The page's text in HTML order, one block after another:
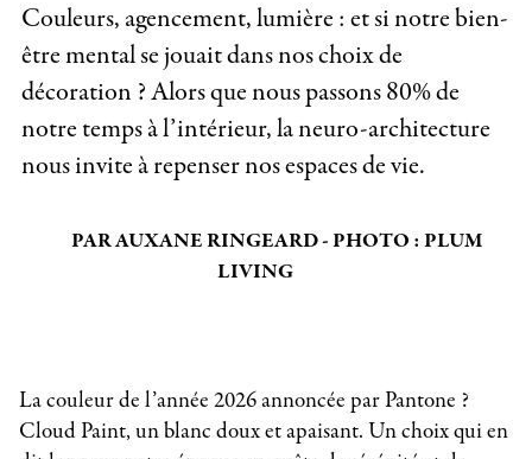
Couleurs, agencement, lumière : et si notre bien-
être mental se jouait dans nos choix de
décoration ? Alors que nous passons 80% de
notre temps à l’intérieur, la neuro-architecture
nous invite à repenser nos espaces de vie.
PAR AUXANE RINGEARD - PHOTO : PLUM
LIVING
La couleur de l’année 2026 annoncée par Pantone ?
Cloud Paint, un blanc doux et apaisant. Un choix qui en